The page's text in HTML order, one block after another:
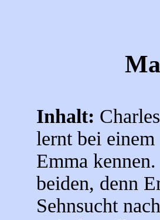
Inhalt:
lernt bei einem
Emma
beiden, denn
Sehnsucht